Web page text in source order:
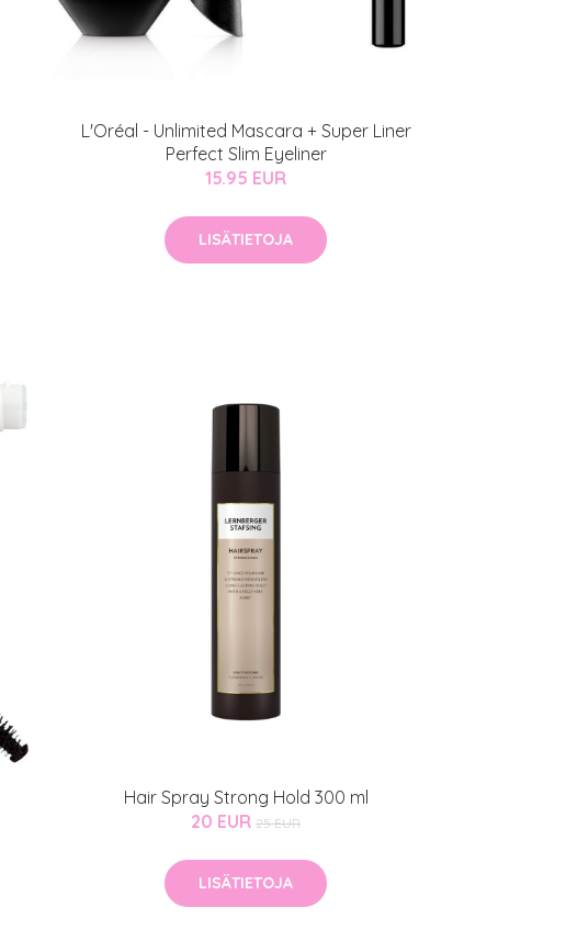
L'Oréal - Unlimited Mascara + Super Liner
Perfect Slim Eyeliner
15.95 EUR
LISÄTIETOJA
Hair Spray Strong Hold 300 ml
20 EUR 25 EUR
LISÄTIETOJA